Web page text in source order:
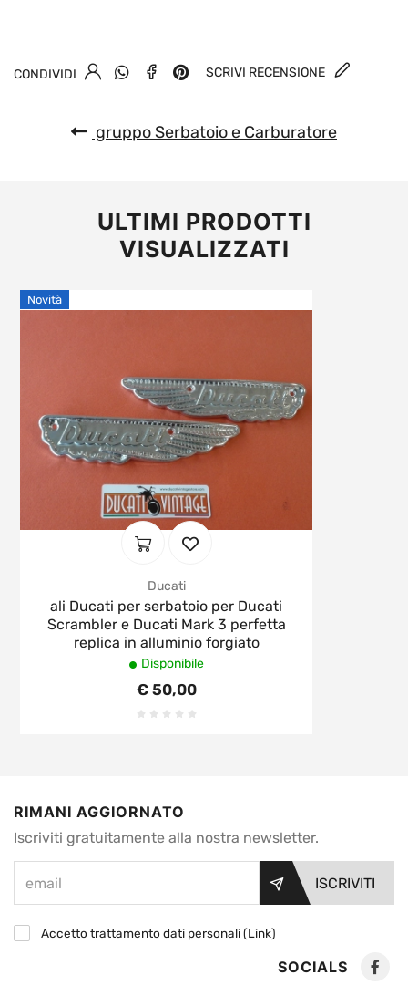
CONDIVIDI SCRIVI RECENSIONE
gruppo Serbatoio e Carburatore
ULTIMI PRODOTTI
VISUALIZZATI
Novità
Ducati
ali Ducati per serbatoio per Ducati
Scrambler e Ducati Mark 3 perfetta
replica in alluminio forgiato
Disponibile
€ 50,00
RIMANI AGGIORNATO
Iscriviti gratuitamente alla nostra newsletter.
ISCRIVITI
Accetto trattamento dati personali (Link)
SOCIALS